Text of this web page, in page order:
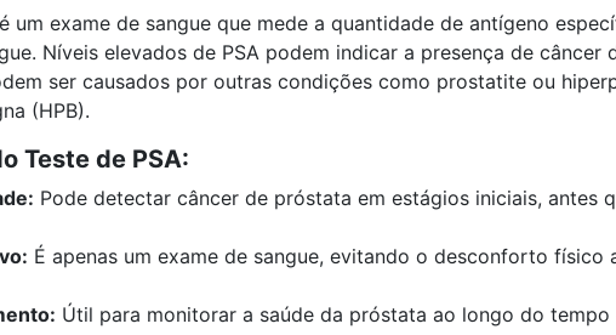
um exame de sangue que mede a quantidade de antígeno
Níveis elevados de PSA podem indicar a presença de câncer
ser causados por outras condições como prostatite ou
(HPB).
Teste de PSA:
Pode detectar câncer de próstata em estágios iniciais, antes
É apenas um exame de sangue, evitando o desconforto físico
Útil para monitorar a saúde da próstata ao longo do tempo